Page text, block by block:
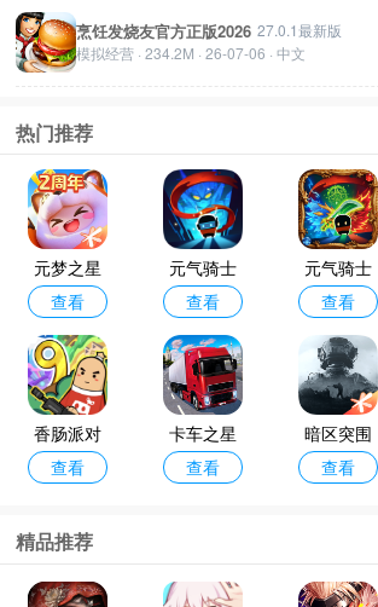
烹饪发烧友官方正版2026 27.0.1最新版
模拟经营 · 234.2M · 26-07-06 · 中文
热门推荐
元梦之星
最新版本2
026
查看
元气骑士
破解版池
鸳直装最
新版
查看
元气骑士
手游
查看
香肠派对
手机正版
查看
卡车之星
正版
查看
暗区突围
最新版本2
查看
精品推荐